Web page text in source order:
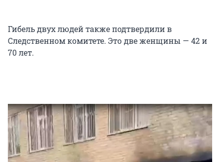
Гибель двух людей также подтвердили в
Следственном комитете. Это две женщины — 42 и
70 лет.